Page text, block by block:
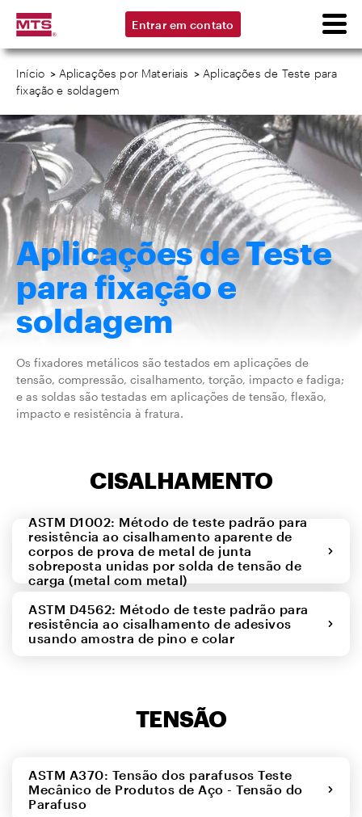
Entrar em contato
Início > Aplicações por Materiais > Aplicações de Teste para
fixação e soldagem
Aplicações de Teste
para fixação e
soldagem
Os fixadores metálicos são testados em aplicações de
tensão, compressão, cisalhamento, torção, impacto e fadiga;
e as soldas são testadas em aplicações de tensão, flexão,
impacto e resistência à fratura.
CISALHAMENTO
ASTM D1002: Método de teste padrão para
resistência ao cisalhamento aparente de
corpos de prova de metal de junta
sobreposta unidas por solda de tensão de
carga (metal com metal)
ASTM D4562: Método de teste padrão para
resistência ao cisalhamento de adesivos
usando amostra de pino e colar
TENSÃO
ASTM A370: Tensão dos parafusos Teste
Mecânico de Produtos de Aço - Tensão do
Parafuso